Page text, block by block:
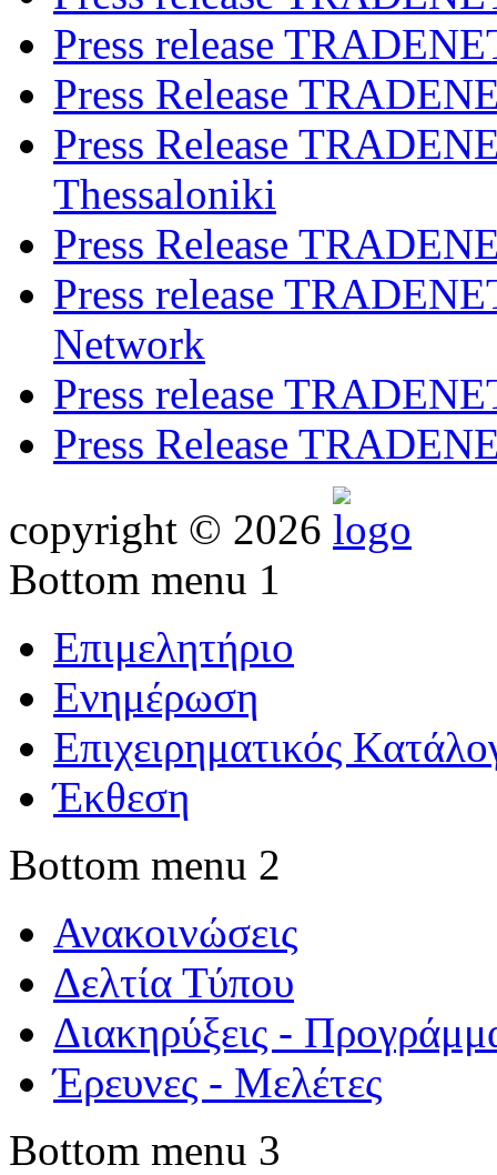
Press release
Press Release
Press Release
Thessaloniki
Press Release
Press release
Network
Press release
Press Release
copyright © 2026
Bottom menu 1
Επιμελητήριο
Ενημέρωση
Επιχειρηματικός
Έκθεση
Bottom menu 2
Ανακοινώσεις
Δελτία Τύπου
Διακηρύξεις -
Έρευνες - Μελέτες
Bottom menu 3